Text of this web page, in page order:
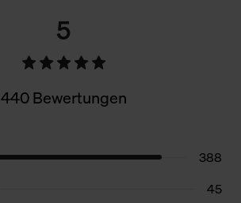
5
440 Bewertungen
388
45